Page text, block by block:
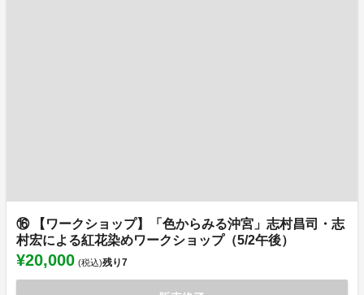
⑯ 【ワークショップ】「色からみる沖宮」志村昌司・志
村宏による紅花染めワークショップ（5/2午後）
¥20,000 (税込)残り7